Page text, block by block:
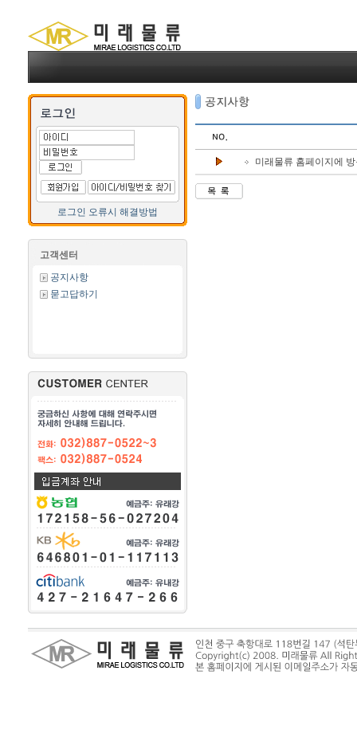
로그인 오류시 해결방법
고객센터
공지사항
묻고답하기
미래물류 홈페이지에